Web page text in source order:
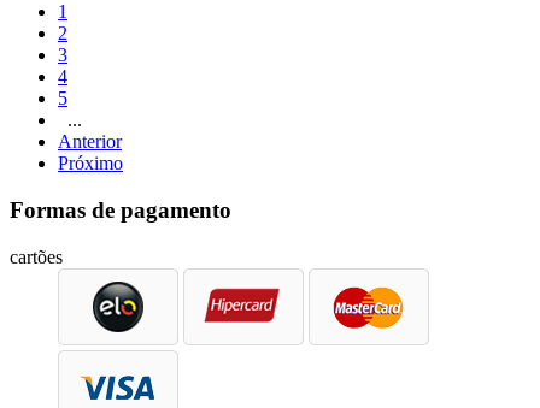
1
2
3
4
5
...
Anterior
Próximo
Formas de pagamento
cartões